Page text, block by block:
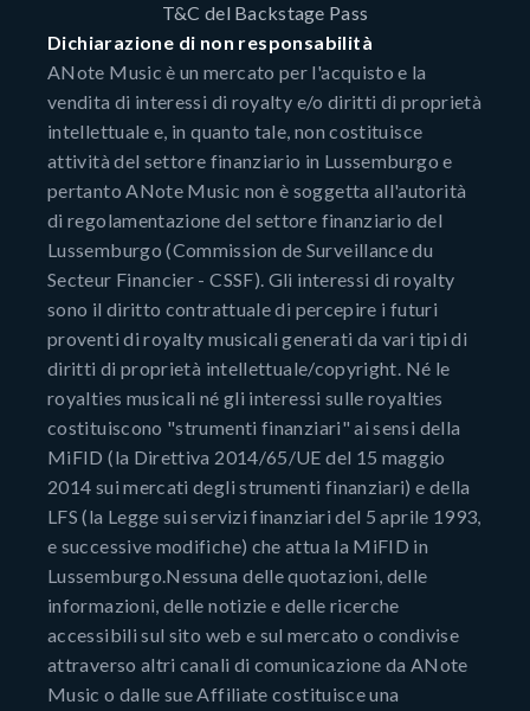
T&C del Backstage Pass
Dichiarazione di non responsabilità
ANote Music è un mercato per l'acquisto e la
vendita di interessi di royalty e/o diritti di proprietà
intellettuale e, in quanto tale, non costituisce
attività del settore finanziario in Lussemburgo e
pertanto ANote Music non è soggetta all'autorità
di regolamentazione del settore finanziario del
Lussemburgo (Commission de Surveillance du
Secteur Financier - CSSF). Gli interessi di royalty
sono il diritto contrattuale di percepire i futuri
proventi di royalty musicali generati da vari tipi di
diritti di proprietà intellettuale/copyright. Né le
royalties musicali né gli interessi sulle royalties
costituiscono "strumenti finanziari" ai sensi della
MiFID (la Direttiva 2014/65/UE del 15 maggio
2014 sui mercati degli strumenti finanziari) e della
LFS (la Legge sui servizi finanziari del 5 aprile 1993,
e successive modifiche) che attua la MiFID in
Lussemburgo.Nessuna delle quotazioni, delle
informazioni, delle notizie e delle ricerche
accessibili sul sito web e sul mercato o condivise
attraverso altri canali di comunicazione da ANote
Music o dalle sue Affiliate costituisce una